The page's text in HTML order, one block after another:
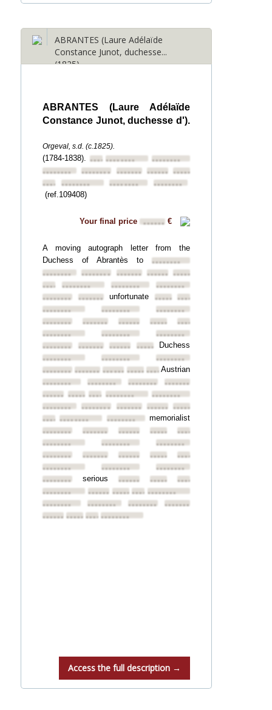
ABRANTES (Laure Adélaïde
Constance Junot, duchesse...
(1825)
ABRANTES (Laure Adélaïde
Constance Junot, duchesse d').
Orgeval, s.d. (c.1825).
(1784-1838). ••••••••••••••••
••••••••
••••••••
•••••••• •••••••• ••••••••••••••••
•••••••••••••••• ••••••••
••••••••
(ref.109408)
Your final price •••••• €
A moving autograph letter from the
Duchess of Abrantès to ••••••••
••••••••
•••••••• •••••••• ••••••••••••••••
•••••••••••••••• ••••••••
••••••••
••••••••
•••••••• unfortunate ••••••••••••••••
••••••••
••••••••
••••••••
••••••••
•••••••• •••••••• ••••••••••••••••
••••••••
••••••••
••••••••
••••••••
•••••••• ••••••••••••••••Duchess
••••••••
••••••••
••••••••
•••••••• ••••••••••••••••••••••••••••••••
Austrian
••••••••
•••••••• ••••••••
••••••••
••••••••••••••••••••••••••••••••
••••••••
••••••••
•••••••• •••••••• ••••••••••••••••
•••••••••••••••• ••••••••
memorialist
••••••••
•••••••• •••••••• ••••••••••••••••
••••••••
••••••••
••••••••
••••••••
•••••••• •••••••• ••••••••••••••••
••••••••
••••••••
••••••••
•••••••• serious •••••••• ••••••••••••••••
••••••••
••••••••••••••••••••••••••••••••
••••••••
•••••••• ••••••••
••••••••
••••••••••••••••••••••••••••••••
Access the full description →